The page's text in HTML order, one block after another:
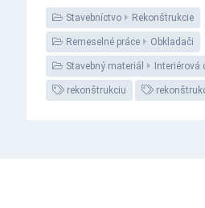
Stavebníctvo Rekonštrukcie
Remeselné práce Obkladači
Stavebný materiál
rekonštrukciu